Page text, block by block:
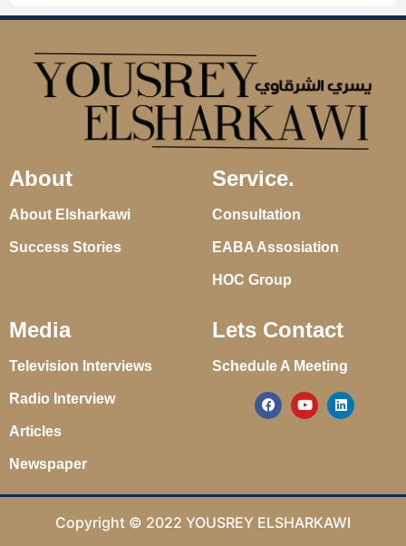
About
About Elsharkawi
Success Stories
Service.
Consultation
EABA Assosiation
HOC Group
Media
Television Interviews
Radio Interview
Articles
Newspaper
Lets Contact
Schedule A Meeting
Copyright © 2022 YOUSREY ELSHARKAWI